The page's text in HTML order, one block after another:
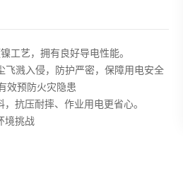
工艺，拥有良好导电性能。
飞溅入侵，防护严密，保障用电安全
效预防火灾隐患
抗压耐摔、作业用电更省心。
境挑战